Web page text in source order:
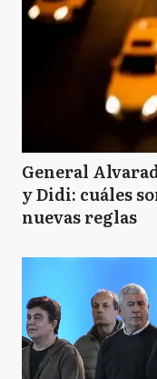
General
y Didi: cuáles
nuevas reglas